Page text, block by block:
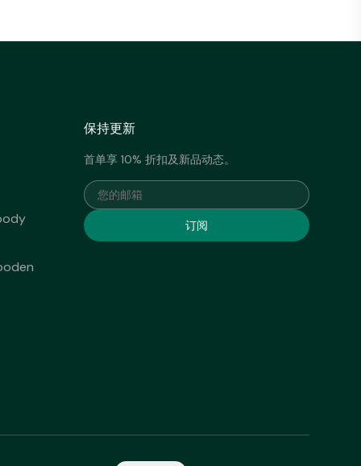
保持更新
首单享 10% 折扣及新品动态。
您的邮箱
订阅